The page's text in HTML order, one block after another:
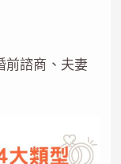
前諮商、夫妻